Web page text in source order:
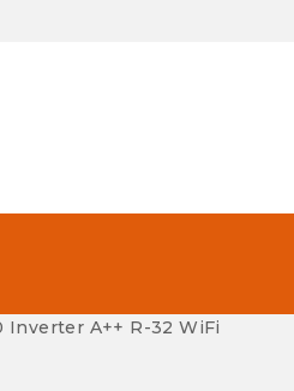
Inverter A++ R-32 WiFi